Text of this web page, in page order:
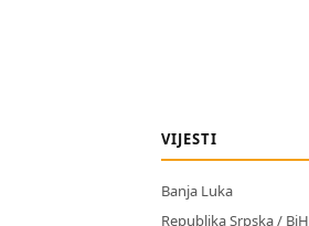
VIJESTI
Banja Luka
Republika Srpska / BiH